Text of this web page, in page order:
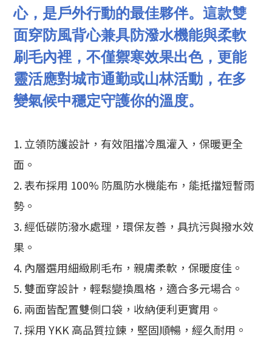
心，是戶外行動的最佳夥伴。這款雙
面穿防風背心兼具防潑水機能與柔軟
刷毛內裡，不僅禦寒效果出色，更能
靈活應對城市通勤或山林活動，在多
變氣候中穩定守護你的溫度。
1. 立領防護設計，有效阻擋冷風灌入，保暖更全
面。
2. 表布採用 100% 防風防水機能布，能抵擋短暫雨
勢。
3. 經低碳防潑水處理，環保友善，具抗污與撥水效
果。
4. 內層選用細緻刷毛布，親膚柔軟，保暖度佳。
5. 雙面穿設計，輕鬆變換風格，適合多元場合。
6. 兩面皆配置雙側口袋，收納便利更實用。
7. 採用 YKK 高品質拉鍊，堅固順暢，經久耐用。